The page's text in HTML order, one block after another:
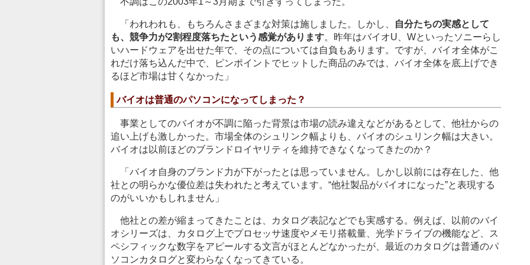
「われわれも、もちろんさまざまな対策は施しました。しかし、
自分たちの実感として
も、競争力が2割程度落ちたという感覚があります。昨年はバイオU、Wといったソニーらし
いハードウェアを出せた年で、その点については自負もあります。ですが、バイオ全体がこ
れだけ落ち込んだ中で、ピンポイントでヒットした商品のみでは、バイオ全体を底上げでき
るほど市場は甘くなかった」
バイオは普通のパソコンになってしまった？
事業としてのバイオが不調に陥った背景は市場の読み違えなどがあるとして、他社からの
追い上げも激しかった。市場全体のシュリンク幅よりも、バイオのシュリンク幅は大きい。
バイオは以前ほどのブランドロイヤリティを維持できなくなってきたのか？
「バイオ自身のブランド力が下がったとは思っていません。しかし以前には存在した、他
社との明らかな優位差は失われたと考えています。“他社製品がバイオになった”と表現する
のがいいかもしれません」
他社との差が縮まってきたことは、カタログ表記などでも実感する。例えば、以前のバイ
オシリーズは、カタログ上でプロセッサ速度やメモリ搭載量、光学ドライブの機能など、ス
ペシフィックな数字をアピールする文言がほとんどなかったが、最近のカタログは普通のパ
ソコンカタログと変わらなくなってきている。